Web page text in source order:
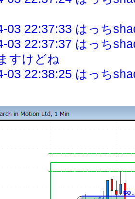
03 22:37:33 はっち
03 22:37:37 はっち
すけどね
03 22:38:25 はっち